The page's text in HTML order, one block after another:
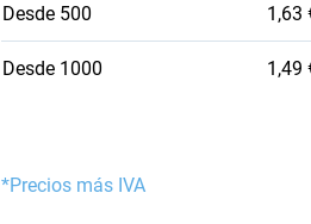
Desde 500 1,63
Desde 1000 1,49
*Precios más IVA